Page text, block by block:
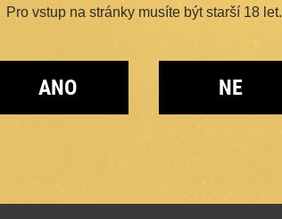
Pro vstup na stránky musíte být starší 18 let.
ANO NE